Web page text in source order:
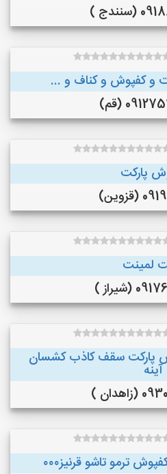
)
و کفپوش و کناف و ...
(قم)
پارکت
لمینت
)
پارکت سقف کاذب کشسان
آینه
)
ترمو تاشو قرنیز۰۰۰